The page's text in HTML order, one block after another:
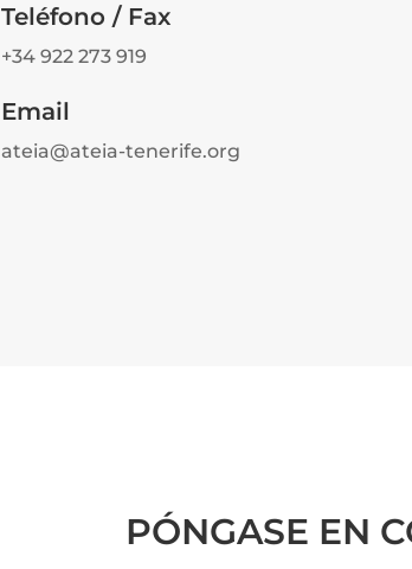
Teléfono / Fax
+34 922 273 919
Email
ateia@ateia-tenerife.org
PÓNGASE EN